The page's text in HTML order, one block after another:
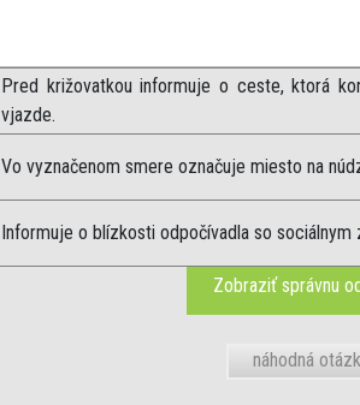
Pred križovatkou informuje o ceste, ktorá
vjazde.
Vo vyznačenom smere označuje miesto na
Informuje o blízkosti odpočívadla so sociálnym
Zobraziť správnu
náhodná